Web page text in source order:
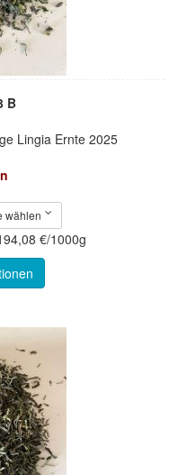
B
Lingia Ernte 2025
wählen
€/1000g